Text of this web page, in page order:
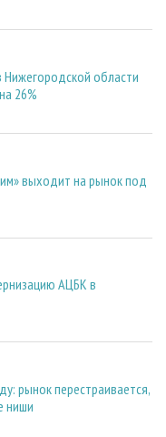
области
26%
выходит на рынок под
АЦБК в
рынок перестраивается,
ниши